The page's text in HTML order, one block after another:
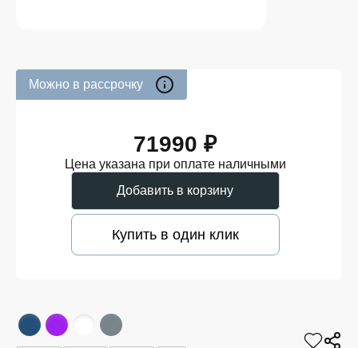
Можно в рассрочку
71990 ₽
Цена указана при оплате наличными
Добавить в корзину
Купить в один клик